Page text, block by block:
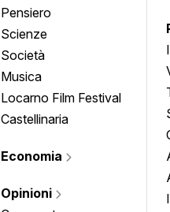
Pensiero
Scienze
Società
Musica
Locarno Film Festival
Castellinaria
Economia
Opinioni